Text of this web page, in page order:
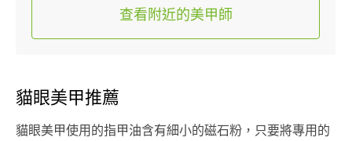
查看附近的美甲師
貓眼美甲推薦
貓眼美甲使用的指甲油含有細小的磁石粉，只要將專用的